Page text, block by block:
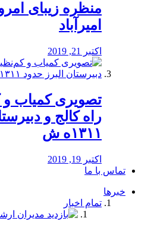
منظره‌‌ زیبای
امیرآباد
اکتبر 21, 2019
️تصویری کمیاب و
راه كالج و
۱۳۱۱ه ش
اکتبر 19, 2019
تماس با ما
خبرها
تمام اخبار